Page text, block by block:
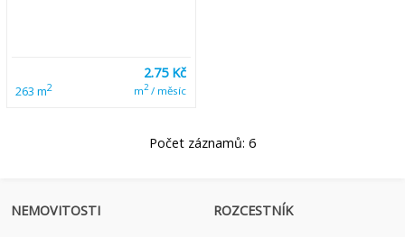
263 m2
2.75 Kč
m2/ měsíc
Počet záznamů: 6
NEMOVITOSTI ROZCESTNÍK